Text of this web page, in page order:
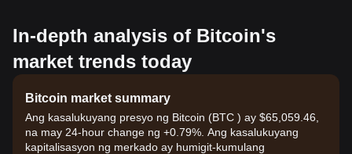
In-depth analysis of Bitcoin's
market trends today
Bitcoin market summary
Ang kasalukuyang presyo ng Bitcoin (BTC ) ay $65,059.46,
na may 24-hour change ng +0.79%. Ang kasalukuyang
kapitalisasyon ng merkado ay humigit-kumulang